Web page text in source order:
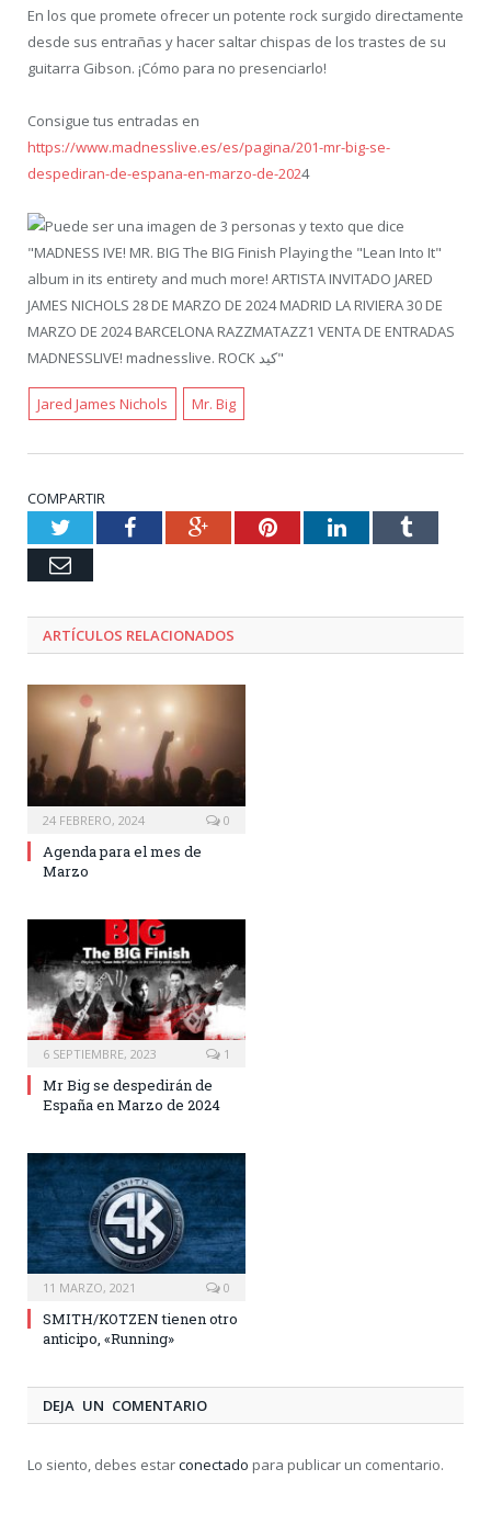
En los que promete ofrecer un potente rock surgido directamente
desde sus entrañas y hacer saltar chispas de los trastes de su
guitarra Gibson. ¡Cómo para no presenciarlo!
Consigue tus entradas en
https://www.madnesslive.es/es/pagina/201-mr-big-se-
despediran-de-espana-en-marzo-de-2024
Jared James Nichols Mr. Big
COMPARTIR
TwitterFacebookGoogle+PinterestLinkedInTumblr
Email
ARTÍCULOS RELACIONADOS
24 FEBRERO, 2024 0
Agenda para el mes de
Marzo
6 SEPTIEMBRE, 2023 1
Mr Big se despedirán de
España en Marzo de 2024
11 MARZO, 2021 0
SMITH/KOTZEN tienen otro
anticipo, «Running»
DEJA UN COMENTARIO
Lo siento, debes estarconectado para publicar un comentario.